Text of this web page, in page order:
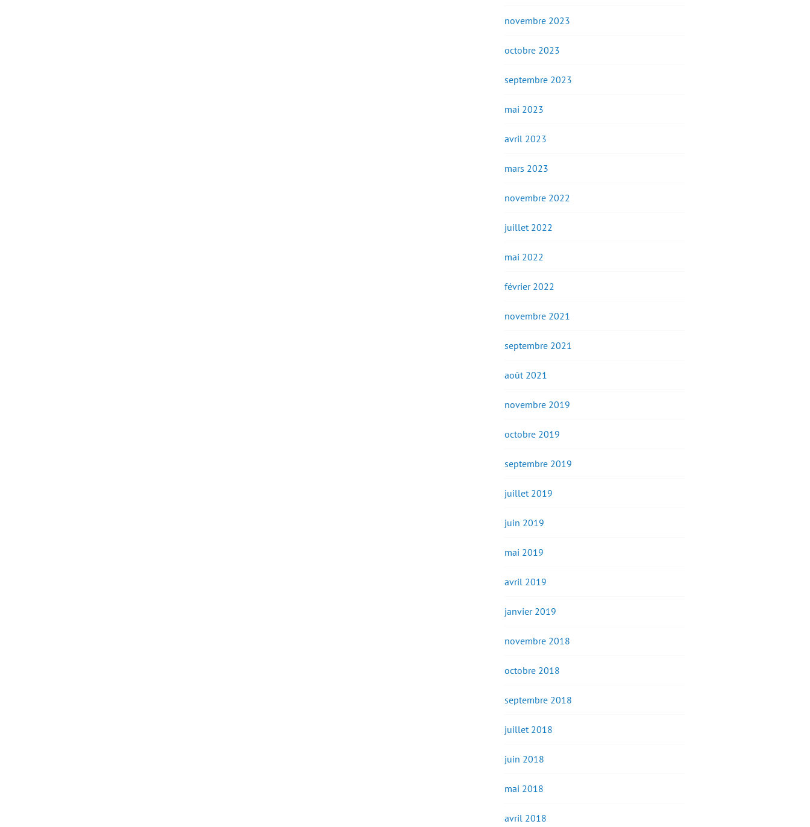
novembre 2023
octobre 2023
septembre 2023
mai 2023
avril 2023
mars 2023
novembre 2022
juillet 2022
mai 2022
février 2022
novembre 2021
septembre 2021
août 2021
novembre 2019
octobre 2019
septembre 2019
juillet 2019
juin 2019
mai 2019
avril 2019
janvier 2019
novembre 2018
octobre 2018
septembre 2018
juillet 2018
juin 2018
mai 2018
avril 2018